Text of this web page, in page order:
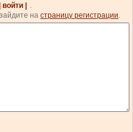
| войти |
.
на страницу регистрации.